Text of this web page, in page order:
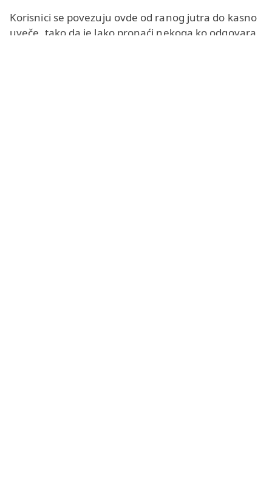
Korisnici se povezuju ovde od ranog jutra do kasno
uveče, tako da je lako pronaći nekoga ko odgovara